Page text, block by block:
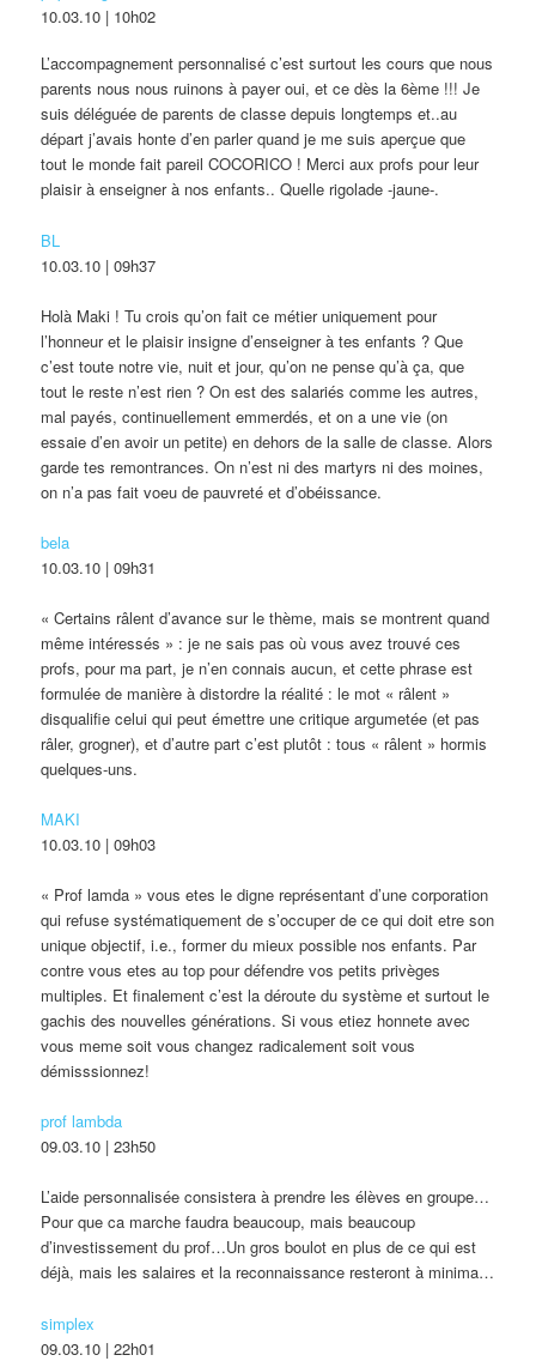
10.03.10 | 10h02
L’accompagnement personnalisé c’est surtout les cours que nous
parents nous nous ruinons à payer oui, et ce dès la 6ème !!! Je
suis déléguée de parents de classe depuis longtemps et..au
départ j’avais honte d’en parler quand je me suis aperçue que
tout le monde fait pareil COCORICO ! Merci aux profs pour leur
plaisir à enseigner à nos enfants.. Quelle rigolade -jaune-.
BL
10.03.10 | 09h37
Holà Maki ! Tu crois qu’on fait ce métier uniquement pour
l’honneur et le plaisir insigne d’enseigner à tes enfants ? Que
c’est toute notre vie, nuit et jour, qu’on ne pense qu’à ça, que
tout le reste n’est rien ? On est des salariés comme les autres,
mal payés, continuellement emmerdés, et on a une vie (on
essaie d’en avoir un petite) en dehors de la salle de classe. Alors
garde tes remontrances. On n’est ni des martyrs ni des moines,
on n’a pas fait voeu de pauvreté et d’obéissance.
bela
10.03.10 | 09h31
« Certains râlent d’avance sur le thème, mais se montrent quand
même intéressés » : je ne sais pas où vous avez trouvé ces
profs, pour ma part, je n’en connais aucun, et cette phrase est
formulée de manière à distordre la réalité : le mot « râlent »
disqualifie celui qui peut émettre une critique argumetée (et pas
râler, grogner), et d’autre part c’est plutôt : tous « râlent » hormis
quelques-uns.
MAKI
10.03.10 | 09h03
« Prof lamda » vous etes le digne représentant d’une corporation
qui refuse systématiquement de s’occuper de ce qui doit etre son
unique objectif, i.e., former du mieux possible nos enfants. Par
contre vous etes au top pour défendre vos petits privèges
multiples. Et finalement c’est la déroute du système et surtout le
gachis des nouvelles générations. Si vous etiez honnete avec
vous meme soit vous changez radicalement soit vous
démisssionnez!
prof lambda
09.03.10 | 23h50
L’aide personnalisée consistera à prendre les élèves en groupe…
Pour que ca marche faudra beaucoup, mais beaucoup
d’investissement du prof…Un gros boulot en plus de ce qui est
déjà, mais les salaires et la reconnaissance resteront à minima…
simplex
09.03.10 | 22h01